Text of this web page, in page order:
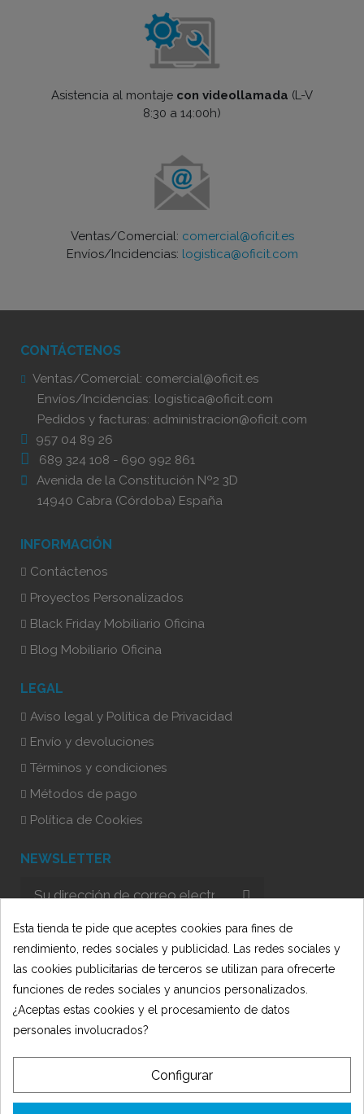
Asistencia al montaje con videollamada (L-V
8:30 a 14:00h)
Ventas/Comercial: comercial@oficit.es
Envíos/Incidencias: logistica@oficit.com
CONTÁCTENOS
Ventas/Comercial: comercial@oficit.es
Envíos/Incidencias: logistica@oficit.com
Pedidos y facturas: administracion@oficit.com
957 04 89 26
689 324 108 - 690 992 861
Avenida de la Constitución Nº2 3D
14940 Cabra (Córdoba) España
INFORMACIÓN
Contáctenos
Proyectos Personalizados
Black Friday Mobiliario Oficina
Blog Mobiliario Oficina
LEGAL
Aviso legal y Política de Privacidad
Envío y devoluciones
Términos y condiciones
Métodos de pago
Política de Cookies
NEWSLETTER
He leído y acepto la Política de Privacidad
© 2025 Oficit - Desarrollado por 🍋AmarilloLimón
TIENDA OFICIT SLU ha recibido una subvención de la Consejería de
Esta tienda te pide que aceptes cookies para fines de
rendimiento, redes sociales y publicidad. Las redes sociales y
las cookies publicitarias de terceros se utilizan para ofrecerte
funciones de redes sociales y anuncios personalizados.
¿Aceptas estas cookies y el procesamiento de datos
personales involucrados?
Configurar